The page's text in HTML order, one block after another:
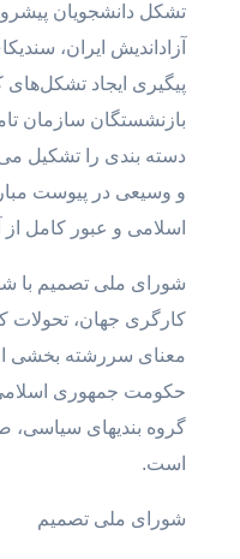
تشکل دانشجویان
آزاداندیش ایران،
پیگیری ایجاد
بازنشستگان سازمان
دسته بندی را تشکیل
و وسیعی در پیوست
اسلامی و عبور کامل از
شورای ملی تصمیم با
کارگری جهان، تحولات
معنای سررشته بخشی از
حکومت جمهوری
گروه بندیهای سیاسی،
است.
شورای ملی تصمیم